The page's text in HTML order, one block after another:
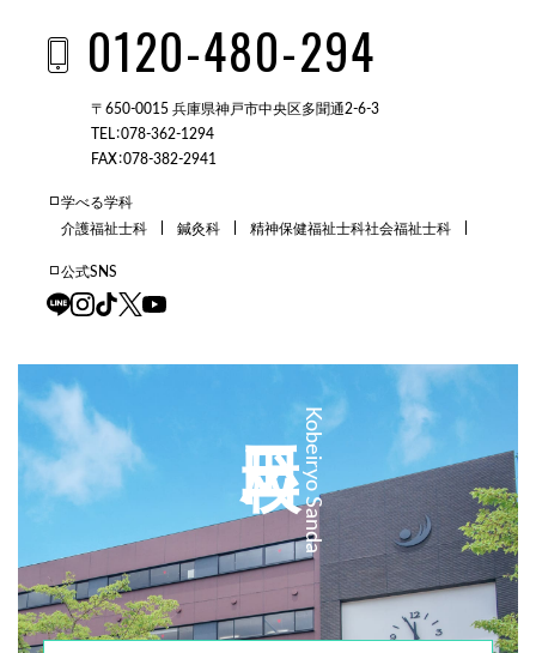
0120-480-294
〒650-0015 兵庫県神戸市中央区多聞通2-6-3
TEL：078-362-1294
FAX：078-382-2941
学べる学科
介護福祉士科
鍼灸科 精神保健福祉士科社会福祉士科
公式SNS
Kobeiryo Sanda